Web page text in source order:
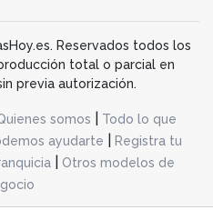
Reservados todos los
total o parcial en
previa autorización.
somos
Todo lo que
ayudarte
Registra tu
|
Otros modelos de